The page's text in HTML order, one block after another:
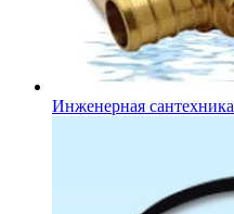
Инженерная сантехника